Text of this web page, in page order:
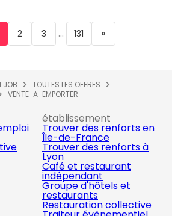
2 3 ... 131 »
JOB
TOUTES LES OFFRES
VENTE-A-EMPORTER
établissement
Trouver des renforts en
Île-de-France
Trouver des renforts à
Lyon
Café et restaurant
indépendant
Groupe d'hôtels et
restaurants
Restauration collective